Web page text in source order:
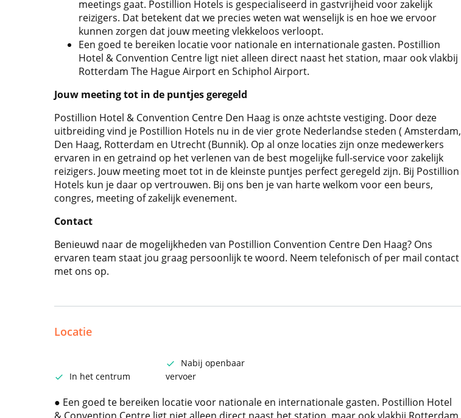
meetings gaat. Postillion Hotels is gespecialiseerd in gastvrijheid voor zakelijk
reizigers. Dat betekent dat we precies weten wat wenselijk is en hoe we ervoor
kunnen zorgen dat jouw meeting vlekkeloos verloopt.
Een goed te bereiken locatie voor nationale en internationale gasten. Postillion
Hotel & Convention Centre ligt niet alleen direct naast het station, maar ook vlakbij
Rotterdam The Hague Airport en Schiphol Airport.
Jouw meeting tot in de puntjes geregeld
Postillion Hotel & Convention Centre Den Haag is onze achtste vestiging. Door deze
uitbreiding vind je Postillion Hotels nu in de vier grote Nederlandse steden ( Amsterdam,
Den Haag, Rotterdam en Utrecht (Bunnik). Op al onze locaties zijn onze medewerkers
ervaren in en getraind op het verlenen van de best mogelijke full-service voor zakelijk
reizigers. Jouw meeting moet tot in de kleinste puntjes perfect geregeld zijn. Bij Postillion
Hotels kun je daar op vertrouwen. Bij ons ben je van harte welkom voor een beurs,
congres, meeting of zakelijk evenement.
Contact
Benieuwd naar de mogelijkheden van Postillion Convention Centre Den Haag? Ons
ervaren team staat jou graag persoonlijk te woord. Neem telefonisch of per mail contact
met ons op.
Locatie
In het centrum
Nabij openbaar
vervoer
● Een goed te bereiken locatie voor nationale en internationale gasten. Postillion Hotel